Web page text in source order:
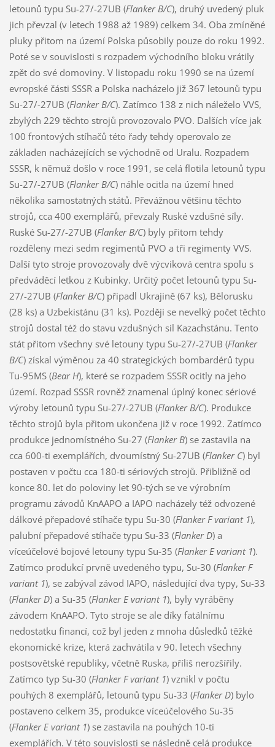
letounů typu Su-27/-27UB (Flanker B/C), druhý uvedený pluk
jich převzal (v letech 1988 až 1989) celkem 34. Oba zmíněné
pluky přitom na území Polska působily pouze do roku 1992.
Poté se v souvislosti s rozpadem východního bloku vrátily
zpět do své domoviny. V listopadu roku 1990 se na území
evropské části SSSR a Polska nacházelo již 367 letounů typu
Su-27/-27UB (Flanker B/C). Zatímco 138 z nich náleželo VVS,
zbylých 229 těchto strojů provozovalo PVO. Dalších více jak
100 frontových stíhačů této řady tehdy operovalo ze
základen nacházejících se východně od Uralu. Rozpadem
SSSR, k němuž došlo v roce 1991, se celá flotila letounů typu
Su-27/-27UB (Flanker B/C) náhle ocitla na území hned
několika samostatných států. Převážnou většinu těchto
strojů, cca 400 exemplářů, převzaly Ruské vzdušné síly.
Ruské Su-27/-27UB (Flanker B/C) byly přitom tehdy
rozděleny mezi sedm regimentů PVO a tři regimenty VVS.
Další tyto stroje provozovaly dvě výcviková centra spolu s
předváděcí letkou z Kubinky. Určitý počet letounů typu Su-
27/-27UB (Flanker B/C) připadl Ukrajině (67 ks), Bělorusku
(28 ks) a Uzbekistánu (31 ks). Později se nevelký počet těchto
strojů dostal též do stavu vzdušných sil Kazachstánu. Tento
stát přitom všechny své letouny typu Su-27/-27UB (Flanker
B/C) získal výměnou za 40 strategických bombardérů typu
Tu-95MS (Bear H), které se rozpadem SSSR ocitly na jeho
území. Rozpad SSSR rovněž znamenal úplný konec sériové
výroby letounů typu Su-27/-27UB (Flanker B/C). Produkce
těchto strojů byla přitom ukončena již v roce 1992. Zatímco
produkce jednomístného Su-27 (Flanker B) se zastavila na
cca 600-ti exemplářích, dvoumístný Su-27UB (Flanker C) byl
postaven v počtu cca 180-ti sériových strojů. Přibližně od
konce 80. let do poloviny let 90-tých se ve výrobním
programu závodů KnAAPO a IAPO nacházely též odvozené
dálkové přepadové stíhače typu Su-30 (Flanker F variant 1),
palubní přepadové stíhače typu Su-33 (Flanker D) a
víceúčelové bojové letouny typu Su-35 (Flanker E variant 1).
Zatímco produkcí prvně uvedeného typu, Su-30 (Flanker F
variant 1), se zabýval závod IAPO, následující dva typy, Su-33
(Flanker D) a Su-35 (Flanker E variant 1), byly vyráběny
závodem KnAAPO. Tyto stroje se ale díky fatálnímu
nedostatku financí, což byl jeden z mnoha důsledků těžké
ekonomické krize, která zachvátila v 90. letech všechny
postsovětské republiky, včetně Ruska, příliš nerozšířily.
Zatímco typ Su-30 (Flanker F variant 1) vznikl v počtu
pouhých 8 exemplářů, letounů typu Su-33 (Flanker D) bylo
postaveno celkem 35, produkce víceúčelového Su-35
(Flanker E variant 1) se zastavila na pouhých 10-ti
exemplářích. V této souvislosti se následně celá produkce